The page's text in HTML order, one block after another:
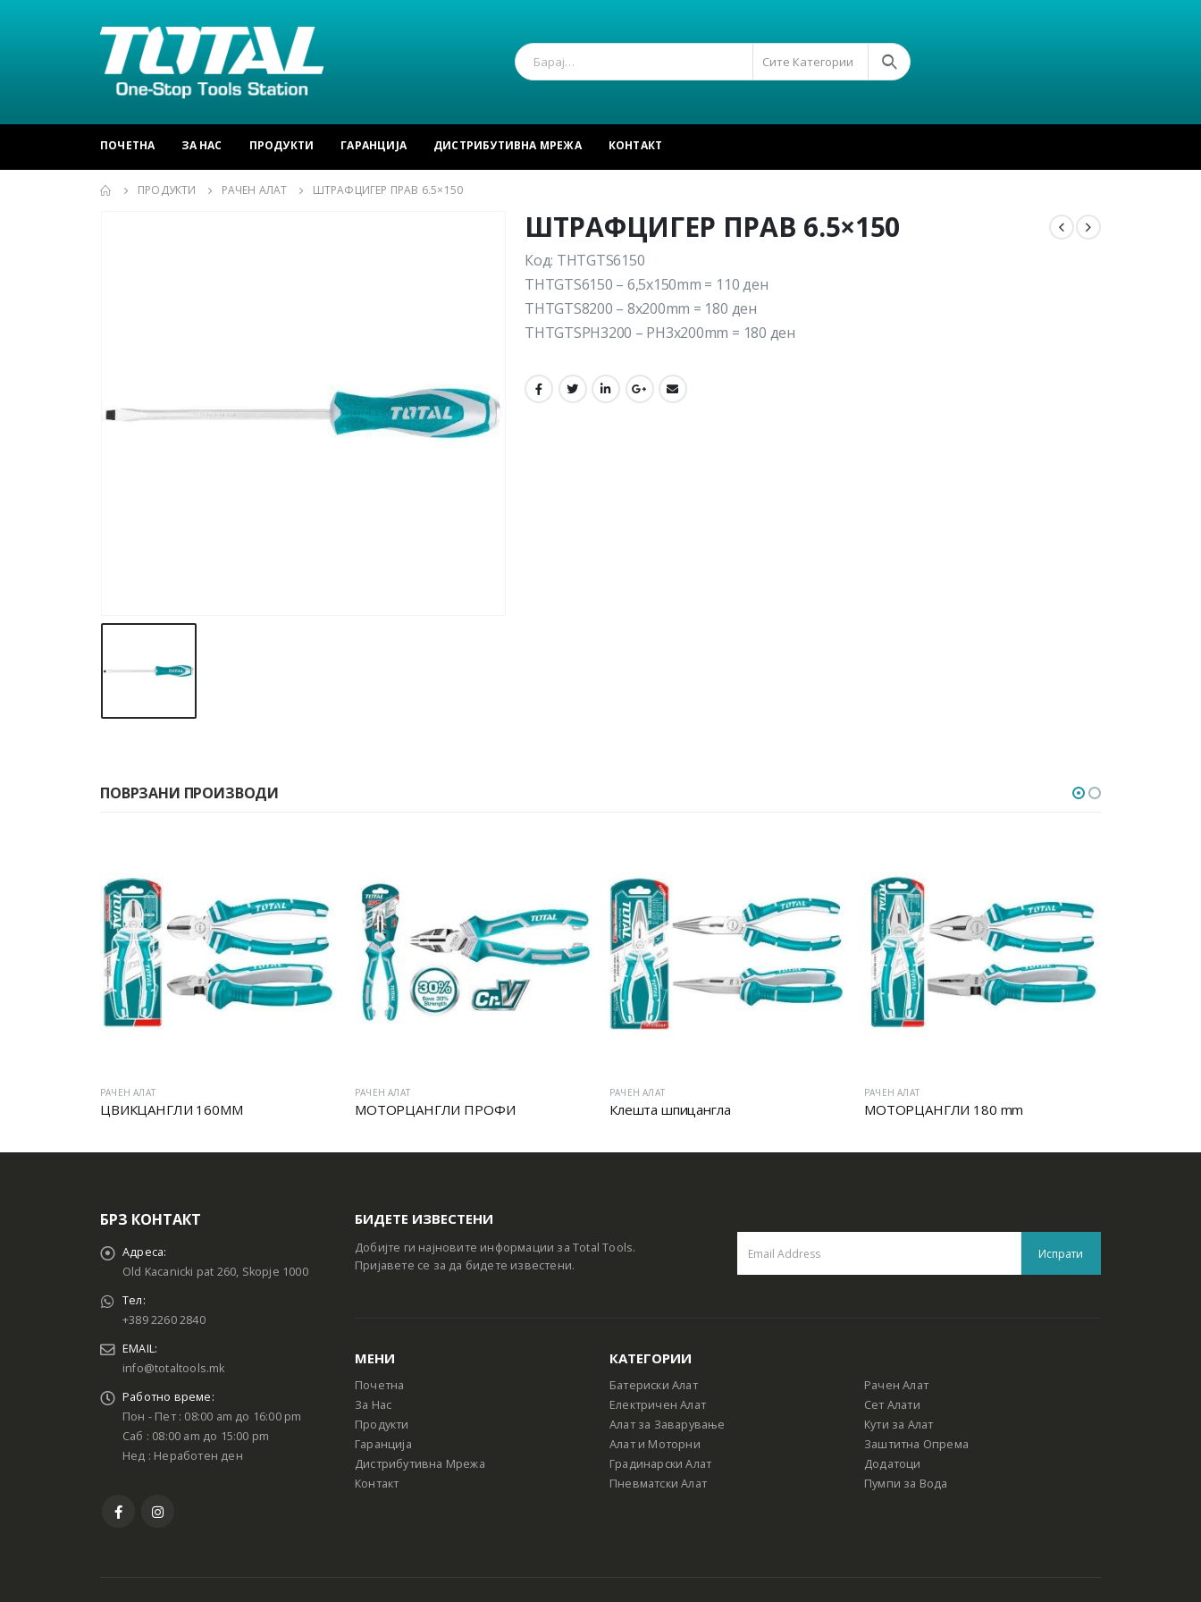
Сите Категории
ПОЧЕТНА ЗА НАС ПРОДУКТИ ГАРАНЦИЈА ДИСТРИБУТИВНА МРЕЖА КОНТАКТ
ПРОДУКТИ РАЧЕН АЛАТ ШТРАФЦИГЕР ПРАВ 6.5×150
ШТРАФЦИГЕР ПРАВ 6.5×150
Код: THTGTS6150
THTGTS6150 – 6,5x150mm = 110 ден
THTGTS8200 – 8x200mm = 180 ден
THTGTSPH3200 – PH3x200mm = 180 ден
ПОВРЗАНИ ПРОИЗВОДИ
РАЧЕН АЛАТ
ЦВИКЦАНГЛИ 160MM
РАЧЕН АЛАТ
МОТОРЦАНГЛИ ПРОФИ
РАЧЕН АЛАТ
Клешта шпицангла
РАЧЕН АЛАТ
МОТОРЦАНГЛИ 180 mm
БРЗ КОНТАКТ
Адреса:
Old Kacanicki pat 260, Skopje 1000
Тел:
+389 2260 2840
EMAIL:
info@totaltools.mk
Работно време:
Пон - Пет : 08:00 am до 16:00 pm
Саб : 08:00 am до 15:00 pm
Нед : Неработен ден
БИДЕТЕ ИЗВЕСТЕНИ
Добијте ги најновите информации за Total Tools.
Пријавете се за да бидете известени.
МЕНИ
Почетна
За Нас
Продукти
Гаранција
Дистрибутивна Мрежа
Контакт
КАТЕГОРИИ
Батериски Алат
Електричен Алат
Алат за Заварување
Алат и Моторни
Градинарски Алат
Пневматски Алат
Рачен Алат
Сет Алати
Кути за Алат
Заштитна Опрема
Додатоци
Пумпи за Вода